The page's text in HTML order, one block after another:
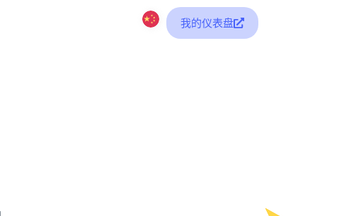
我的仪表盘